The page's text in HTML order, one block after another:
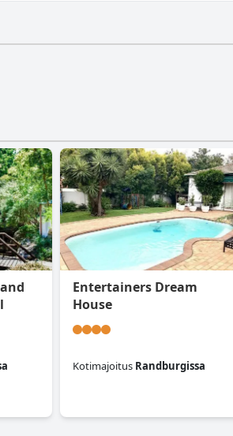
Entertainers Dream
House
Kotimajoitus Randburgissa